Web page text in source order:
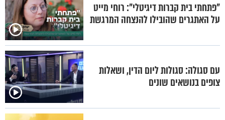
"פתחתי בית קברות דיגיטלי": רוחי מייט
על האתגרים שהובילו להנצחה המרגשת
עם סגולה: סגולות ליום הדין, ושאלות
צופים בנושאים שונים